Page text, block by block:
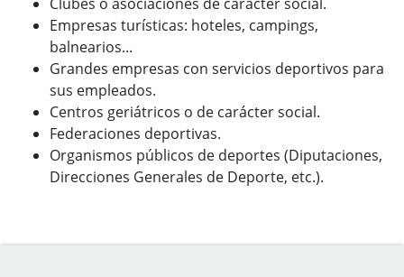
Empresas turísticas: hoteles, campings,
balnearios...
Grandes empresas con servicios deportivos para
sus empleados.
Centros geriátricos o de carácter social.
Federaciones deportivas.
Organismos públicos de deportes (Diputaciones,
Direcciones Generales de Deporte, etc.).